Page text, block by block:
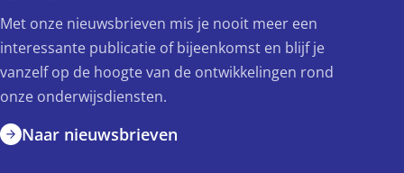
Met onze nieuwsbrieven mis je nooit meer een
interessante publicatie of bijeenkomst en blijf je
vanzelf op de hoogte van de ontwikkelingen rond
onze onderwijsdiensten.
Naar nieuwsbrieven